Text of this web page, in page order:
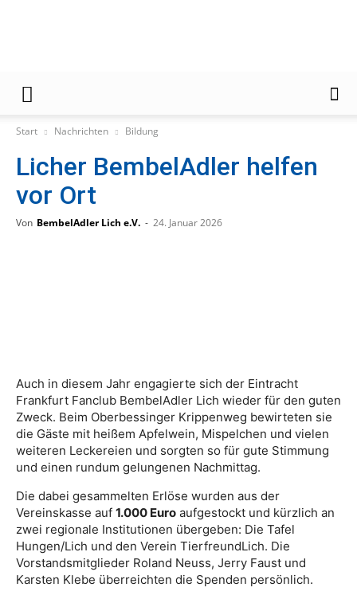
Zeitung
Start Nachrichten Bildung
Licher BembelAdler helfen
vor Ort
Von BembelAdler Lich e.V. - 24. Januar 2026
Auch in diesem Jahr engagierte sich der Eintracht
Frankfurt Fanclub BembelAdler Lich wieder für den guten
Zweck. Beim Oberbessinger Krippenweg bewirteten sie
die Gäste mit heißem Apfelwein, Mispelchen und vielen
weiteren Leckereien und sorgten so für gute Stimmung
und einen rundum gelungenen Nachmittag.
Die dabei gesammelten Erlöse wurden aus der
Vereinskasse auf 1.000 Euro aufgestockt und kürzlich an
zwei regionale Institutionen übergeben: Die Tafel
Hungen/Lich und den Verein TierfreundLich. Die
Vorstandsmitglieder Roland Neuss, Jerry Faust und
Karsten Klebe überreichten die Spenden persönlich.